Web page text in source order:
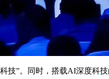
”。同时，搭载AI深度科技